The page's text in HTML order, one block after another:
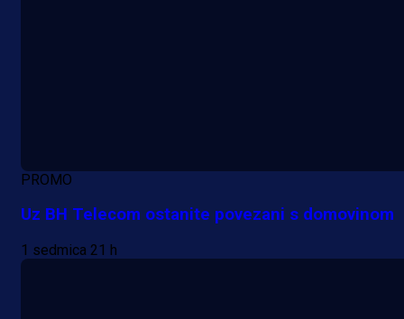
PROMO
Uz BH Telecom ostanite povezani s domovinom
1 sedmica 21 h